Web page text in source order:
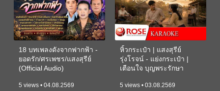
18 บทเพลงดังจากฟากฟ้า -
ยอดรัก/ศรเพชร/แสงสุรีย์
(Official Audio)
5 views • 04.08.2569
หิ้วกระเป๋า | แสงสุรีย์
รุ่งโรจน์ - แย่งกระเป๋า |
เตือนใจ บุญพระรักษา
5 views • 03.08.2569